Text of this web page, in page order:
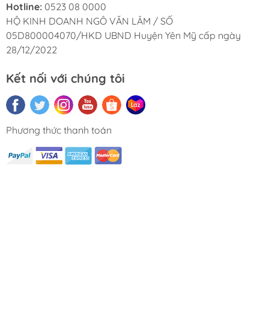
Hotline: 0523 08 0000
HỘ KINH DOANH NGÔ VĂN LÂM / SỐ
05D800004070/HKD UBND Huyện Yên Mỹ cấp ngày
28/12/2022
Kết nối với chúng tôi
Phương thức thanh toán